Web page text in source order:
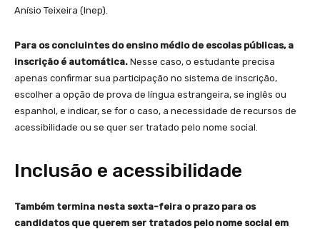
Anísio Teixeira (Inep).
Para os concluintes do ensino médio de escolas públicas, a
inscrição é automática. Nesse caso, o estudante precisa
apenas confirmar sua participação no sistema de inscrição,
escolher a opção de prova de língua estrangeira, se inglês ou
espanhol, e indicar, se for o caso, a necessidade de recursos de
acessibilidade ou se quer ser tratado pelo nome social.
Inclusão e acessibilidade
Também termina nesta sexta-feira o prazo para os
candidatos que querem ser tratados pelo nome social em